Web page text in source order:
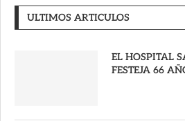
ULTIMOS ARTICULOS
EL HOSPITAL
FESTEJA 66